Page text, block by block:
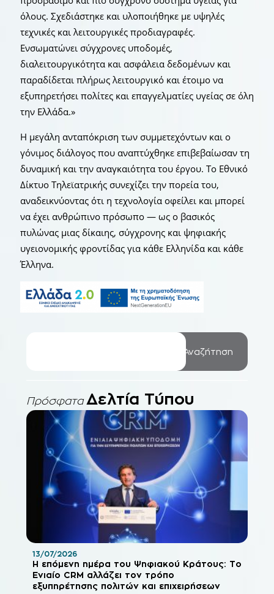
όλους. Σχεδιάστηκε και υλοποιήθηκε με υψηλές
τεχνικές και λειτουργικές προδιαγραφές.
Ενσωματώνει σύγχρονες υποδομές,
διαλειτουργικότητα και ασφάλεια δεδομένων και
παραδίδεται πλήρως λειτουργικό και έτοιμο να
εξυπηρετήσει πολίτες και επαγγελματίες υγείας σε όλη
την Ελλάδα.»
Η μεγάλη ανταπόκριση των συμμετεχόντων και ο
γόνιμος διάλογος που αναπτύχθηκε επιβεβαίωσαν τη
δυναμική και την αναγκαιότητα του έργου. Το Εθνικό
Δίκτυο Τηλεϊατρικής συνεχίζει την πορεία του,
αναδεικνύοντας ότι η τεχνολογία οφείλει και μπορεί
να έχει ανθρώπινο πρόσωπο — ως ο βασικός
πυλώνας μιας δίκαιης, σύγχρονης και ψηφιακής
υγειονομικής φροντίδας για κάθε Ελληνίδα και κάθε
Έλληνα.
Αναζήτηση
Πρόσφατα Δελτία Τύπου
Η επόμενη ημέρα του Ψηφιακού Κράτους: Το
Ενιαίο CRM αλλάζει τον τρόπο
εξυπηρέτησης πολιτών και επιχειρήσεων
13/07/2026